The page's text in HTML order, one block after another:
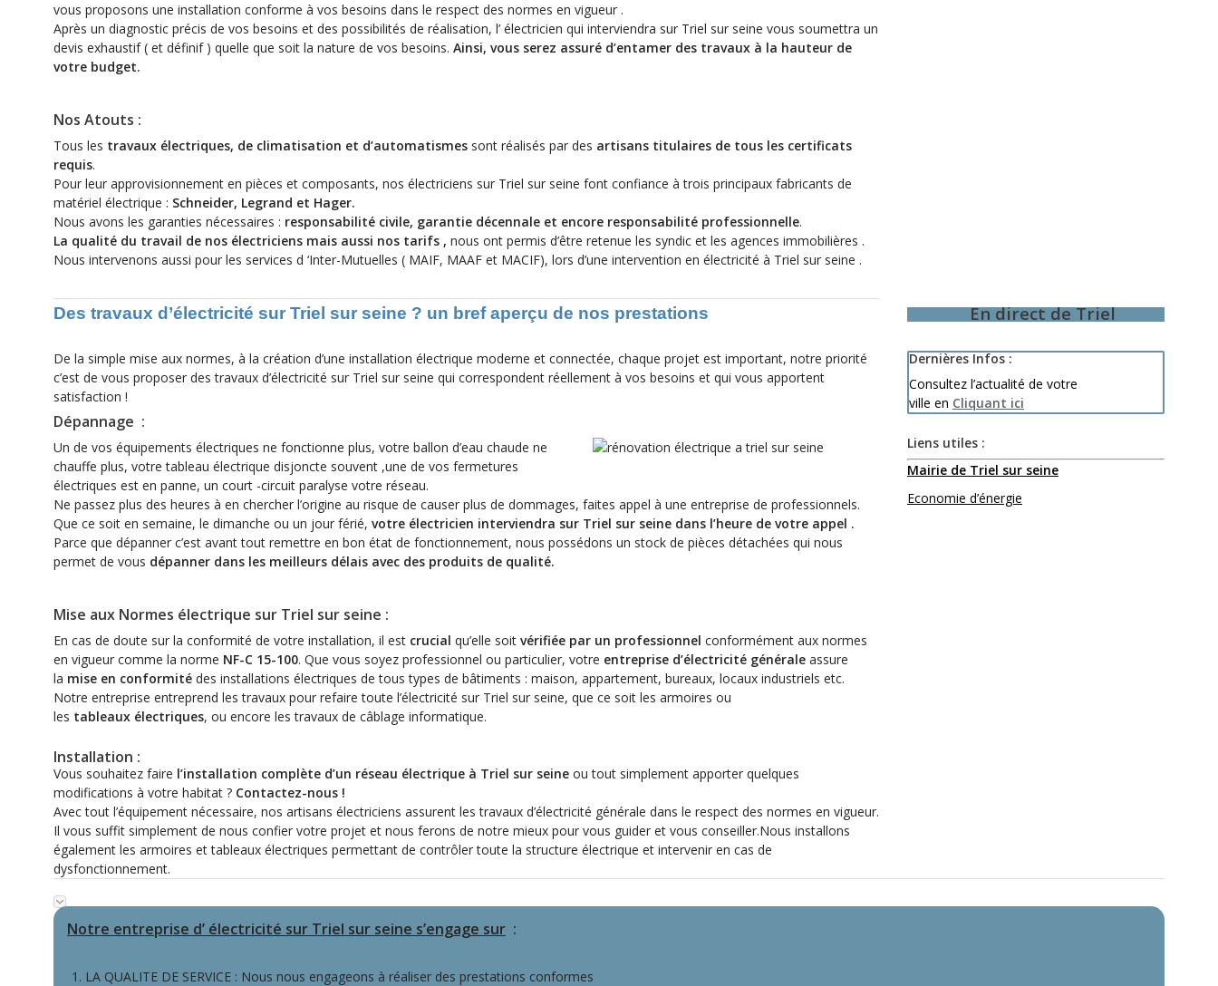
vous proposons une installation conforme à vos besoins dans le respect des normes en vigueur .
Après un diagnostic précis de vos besoins et des possibilités de réalisation, l’ électricien qui interviendra sur Triel sur seine vous soumettra un
devis exhaustif ( et définif ) quelle que soit la nature de vos besoins. Ainsi, vous serez assuré d’entamer des travaux à la hauteur de
votre budget.
Nos Atouts :
Tous les travaux électriques, de climatisation et d’automatismes sont réalisés par des artisans titulaires de tous les certificats
requis.
Pour leur approvisionnement en pièces et composants, nos électriciens sur Triel sur seine font confiance à trois principaux fabricants de
matériel électrique : Schneider, Legrand et Hager.
Nous avons les garanties nécessaires : responsabilité civile, garantie décennale et encore responsabilité professionnelle.
La qualité du travail de nos électriciens mais aussi nos tarifs , nous ont permis d’être retenue les syndic et les agences immobilières .
Nous intervenons aussi pour les services d ‘Inter-Mutuelles ( MAIF, MAAF et MACIF), lors d’une intervention en électricité à Triel sur seine .
Des travaux d’électricité sur Triel sur seine ? un bref aperçu de nos prestations
De la simple mise aux normes, à la création d’une installation électrique moderne et connectée, chaque projet est important, notre priorité
c’est de vous proposer des travaux d’électricité sur Triel sur seine qui correspondent réellement à vos besoins et qui vous apportent
satisfaction !
Dépannage :
Un de vos équipements électriques ne fonctionne plus, votre ballon d’eau chaude ne
chauffe plus, votre tableau électrique disjoncte souvent ,une de vos fermetures
électriques est en panne, un court -circuit paralyse votre réseau.
Ne passez plus des heures à en chercher l’origine au risque de causer plus de dommages, faites appel à une entreprise de professionnels.
Que ce soit en semaine, le dimanche ou un jour férié, votre électricien interviendra sur Triel sur seine dans l’heure de votre appel .
Parce que dépanner c’est avant tout remettre en bon état de fonctionnement, nous possédons un stock de pièces détachées qui nous
permet de vous dépanner dans les meilleurs délais avec des produits de qualité.
Mise aux Normes électrique sur Triel sur seine :
En cas de doute sur la conformité de votre installation, il est crucial qu’elle soit vérifiée par un professionnel conformément aux normes
en vigueur comme la norme NF-C 15-100. Que vous soyez professionnel ou particulier, votre entreprise d’électricité générale assure
la mise en conformité des installations électriques de tous types de bâtiments : maison, appartement, bureaux, locaux industriels etc.
Notre entreprise entreprend les travaux pour refaire toute l’électricité sur Triel sur seine, que ce soit les armoires ou
les tableaux électriques, ou encore les travaux de câblage informatique.
Installation :
Vous souhaitez faire l’installation complète d’un réseau électrique à Triel sur seine ou tout simplement apporter quelques
modifications à votre habitat ? Contactez-nous !
Avec tout l’équipement nécessaire, nos artisans électriciens assurent les travaux d’électricité générale dans le respect des normes en vigueur.
Il vous suffit simplement de nous confier votre projet et nous ferons de notre mieux pour vous guider et vous conseiller.Nous installons
également les armoires et tableaux électriques permettant de contrôler toute la structure électrique et intervenir en cas de
dysfonctionnement.
En direct de Triel
Dernières Infos :
Consultez l’actualité de votre
ville en Cliquant ici
Liens utiles :
Mairie de Triel sur seine
Economie d’énergie
Notre entreprise d’ électricité sur Triel sur seine s’engage sur :
LA QUALITE DE SERVICE : Nous nous engageons à réaliser des prestations conformes